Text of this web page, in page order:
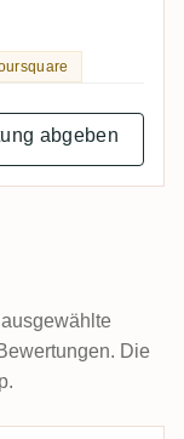
abgeben
Die